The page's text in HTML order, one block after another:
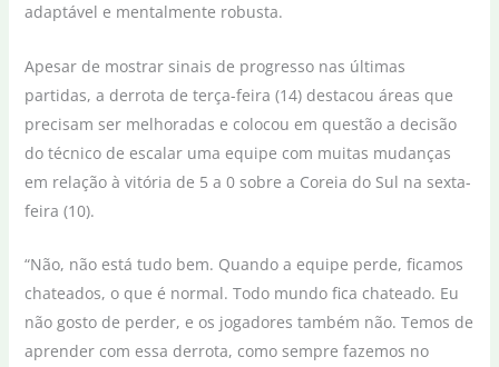
adaptável e mentalmente robusta.
Apesar de mostrar sinais de progresso nas últimas
partidas, a derrota de terça-feira (14) destacou áreas que
precisam ser melhoradas e colocou em questão a decisão
do técnico de escalar uma equipe com muitas mudanças
em relação à vitória de 5 a 0 sobre a Coreia do Sul na sexta-
feira (10).
“Não, não está tudo bem. Quando a equipe perde, ficamos
chateados, o que é normal. Todo mundo fica chateado. Eu
não gosto de perder, e os jogadores também não. Temos de
aprender com essa derrota, como sempre fazemos no